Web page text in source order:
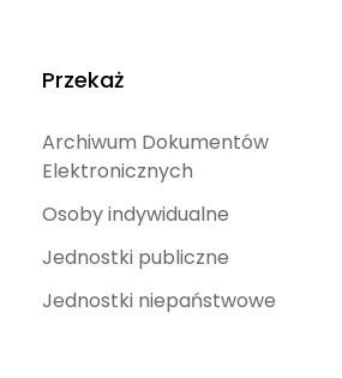
Przekaż
Archiwum Dokumentów
Elektronicznych
Osoby indywidualne
Jednostki publiczne
Jednostki niepaństwowe